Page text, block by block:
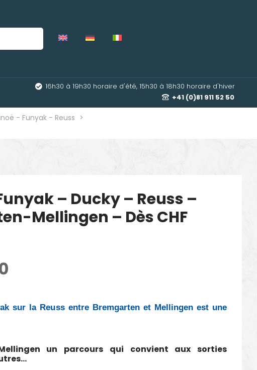
16h30 à 19h30 horaire d'été, 15h30 à 18h30 horaire d'hiver
+41 (0)81 911 52 50
- Funyak - Reuss >
– Ducky – Reuss –
Mellingen – Dès CHF
sur la Reuss entre Bremgarten et Mellingen est une
un parcours qui convient aux sorties